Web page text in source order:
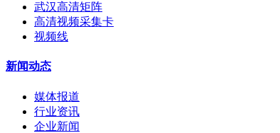
武汉高清矩阵
高清视频采集卡
视频线
新闻动态
媒体报道
行业资讯
企业新闻